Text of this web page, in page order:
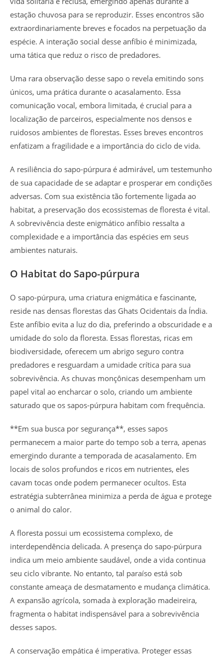
estação chuvosa para se reproduzir. Esses encontros são
extraordinariamente breves e focados na perpetuação da
espécie. A interação social desse anfíbio é minimizada,
uma tática que reduz o risco de predadores.
Uma rara observação desse sapo o revela emitindo sons
únicos, uma prática durante o acasalamento. Essa
comunicação vocal, embora limitada, é crucial para a
localização de parceiros, especialmente nos densos e
ruidosos ambientes de florestas. Esses breves encontros
enfatizam a fragilidade e a importância do ciclo de vida.
A resiliência do sapo-púrpura é admirável, um testemunho
de sua capacidade de se adaptar e prosperar em condições
adversas. Com sua existência tão fortemente ligada ao
habitat, a preservação dos ecossistemas de floresta é vital.
A sobrevivência deste enigmático anfíbio ressalta a
complexidade e a importância das espécies em seus
ambientes naturais.
O Habitat do Sapo-púrpura
O sapo-púrpura, uma criatura enigmática e fascinante,
reside nas densas florestas das Ghats Ocidentais da Índia.
Este anfíbio evita a luz do dia, preferindo a obscuridade e a
umidade do solo da floresta. Essas florestas, ricas em
biodiversidade, oferecem um abrigo seguro contra
predadores e resguardam a umidade crítica para sua
sobrevivência. As chuvas monçônicas desempenham um
papel vital ao encharcar o solo, criando um ambiente
saturado que os sapos-púrpura habitam com frequência.
**Em sua busca por segurança**, esses sapos
permanecem a maior parte do tempo sob a terra, apenas
emergindo durante a temporada de acasalamento. Em
locais de solos profundos e ricos em nutrientes, eles
cavam tocas onde podem permanecer ocultos. Esta
estratégia subterrânea minimiza a perda de água e protege
o animal do calor.
A floresta possui um ecossistema complexo, de
interdependência delicada. A presença do sapo-púrpura
indica um meio ambiente saudável, onde a vida continua
seu ciclo vibrante. No entanto, tal paraíso está sob
constante ameaça de desmatamento e mudança climática.
A expansão agrícola, somada à exploração madeireira,
fragmenta o habitat indispensável para a sobrevivência
desses sapos.
A conservação empática é imperativa. Proteger essas